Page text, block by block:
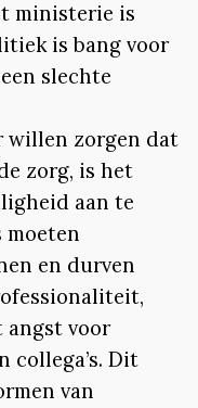
ministerie is
is bang voor
slechte
willen zorgen dat
zorg, is het
aan te
moeten
en durven
angst voor
collega’s. Dit
van